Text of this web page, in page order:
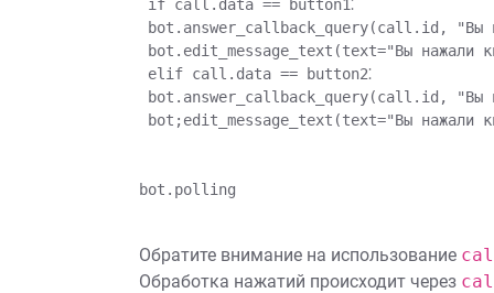
if call.data == button1⁚
bot.answer_callback_query(call.id, "Вы
bot.edit_message_text(text="Вы нажали
elif call.data == button2⁚
bot.answer_callback_query(call.id, "Вы
bot;edit_message_text(text="Вы нажали
bot.polling
Обратите внимание на использование
Обработка нажатий происходит через